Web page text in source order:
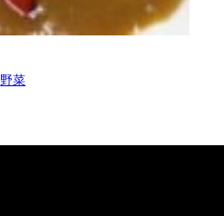
野菜